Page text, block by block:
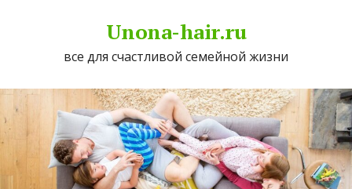
Unona-hair.ru
все для счастливой семейной жизни